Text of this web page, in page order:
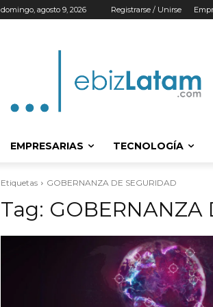
domingo, agosto 9, 2026 Registrarse / Unirse
EMPRESARIAS TECNOLOGÍA
Etiquetas GOBERNANZA DE SEGURIDAD
Tag: GOBERNANZA